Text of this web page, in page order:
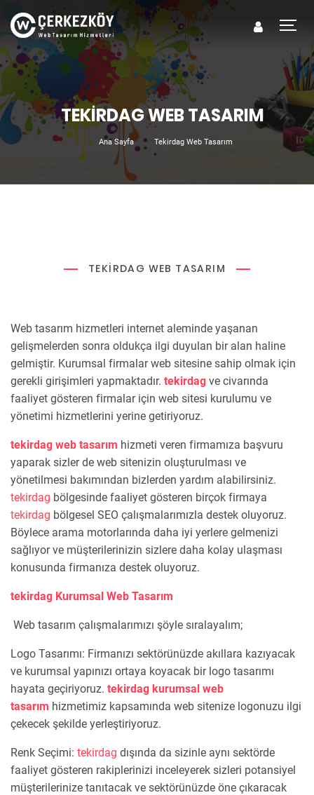
TEKIRDAG WEB TASARIM
Ana Sayfa Tekirdag Web Tasarım
TEKIRDAG WEB TASARIM
Web tasarım hizmetleri internet aleminde yaşanan
gelişmelerden sonra oldukça ilgi duyulan bir alan haline
gelmiştir. Kurumsal firmalar web sitesine sahip olmak için
gerekli girişimleri yapmaktadır. tekirdag ve civarında
faaliyet gösteren firmalar için web sitesi kurulumu ve
yönetimi hizmetlerini yerine getiriyoruz.
tekirdag web tasarım hizmeti veren firmamıza başvuru
yaparak sizler de web sitenizin oluşturulması ve
yönetilmesi bakımından bizlerden yardım alabilirsiniz.
tekirdag bölgesinde faaliyet gösteren birçok firmaya
tekirdag bölgesel SEO çalışmalarımızla destek oluyoruz.
Böylece arama motorlarında daha iyi yerlere gelmenizi
sağlıyor ve müşterilerinizin sizlere daha kolay ulaşması
konusunda firmanıza destek oluyoruz.
tekirdag Kurumsal Web Tasarım
Web tasarım çalışmalarımızı şöyle sıralayalım;
Logo Tasarımı: Firmanızı sektörünüzde akıllara kazıyacak
ve kurumsal yapınızı ortaya koyacak bir logo tasarımı
hayata geçiriyoruz. tekirdag kurumsal web
tasarım hizmetimiz kapsamında web sitenize logonuzu ilgi
çekecek şekilde yerleştiriyoruz.
Renk Seçimi: tekirdag dışında da sizinle aynı sektörde
faaliyet gösteren rakiplerinizi inceleyerek sizleri potansiyel
müşterilerinize tanıtacak ve sektörünüzde öne çıkaracak